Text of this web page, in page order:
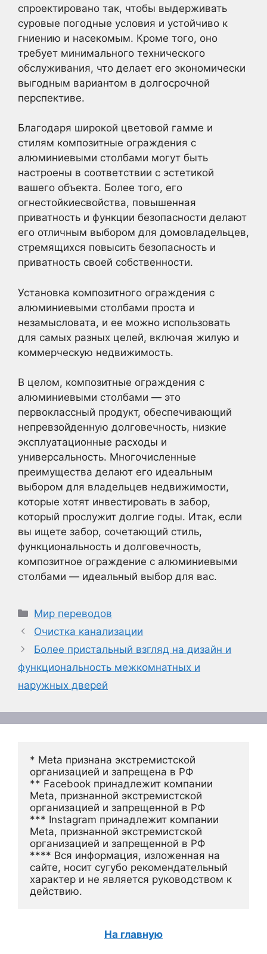
спроектировано так, чтобы выдерживать
суровые погодные условия и устойчиво к
гниению и насекомым. Кроме того, оно
требует минимального технического
обслуживания, что делает его экономически
выгодным вариантом в долгосрочной
перспективе.
Благодаря широкой цветовой гамме и
стилям композитные ограждения с
алюминиевыми столбами могут быть
настроены в соответствии с эстетикой
вашего объекта. Более того, его
огнестойкиесвойства, повышенная
приватность и функции безопасности делают
его отличным выбором для домовладельцев,
стремящихся повысить безопасность и
приватность своей собственности.
Установка композитного ограждения с
алюминиевыми столбами проста и
незамысловата, и ее можно использовать
для самых разных целей, включая жилую и
коммерческую недвижимость.
В целом, композитные ограждения с
алюминиевыми столбами — это
первоклассный продукт, обеспечивающий
непревзойденную долговечность, низкие
эксплуатационные расходы и
универсальность. Многочисленные
преимущества делают его идеальным
выбором для владельцев недвижимости,
которые хотят инвестировать в забор,
который прослужит долгие годы. Итак, если
вы ищете забор, сочетающий стиль,
функциональность и долговечность,
композитное ограждение с алюминиевыми
столбами — идеальный выбор для вас.
Рубрики
Мир переводов
Очистка канализации
Более пристальный взгляд на дизайн и
функциональность межкомнатных и
наружных дверей
* Meta признана экстремистской
организацией и запрещена в РФ
** Facebook принадлежит компании
Meta, признанной экстремистской
организацией и запрещенной в РФ
*** Instagram принадлежит компании
Meta, признанной экстремистской
организацией и запрещенной в РФ
**** Вся информация, изложенная на
сайте, носит сугубо рекомендательный
характер и не является руководством к
действию.
На главную